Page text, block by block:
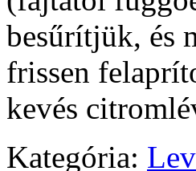
besűrítjük, és
frissen
kevés
Kategória: